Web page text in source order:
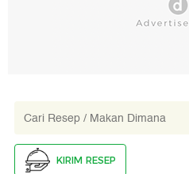
KIRIM RESEP